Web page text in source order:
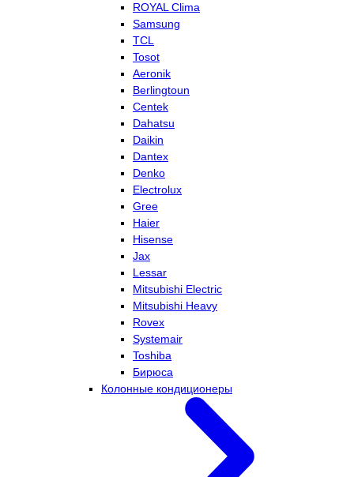
ROYAL Clima
Samsung
TCL
Tosot
Aeronik
Berlingtoun
Centek
Dahatsu
Daikin
Dantex
Denko
Electrolux
Gree
Haier
Hisense
Jax
Lessar
Mitsubishi Electric
Mitsubishi Heavy
Rovex
Systemair
Toshiba
Бирюса
Колонные кондиционеры